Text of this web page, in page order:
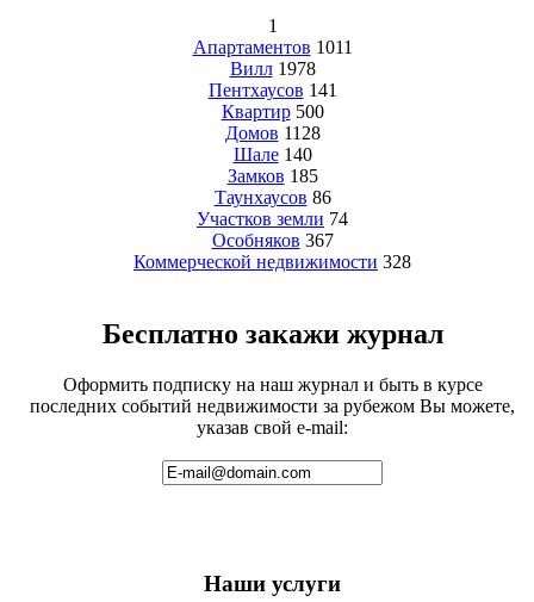
1
Апартаментов 1011
Вилл 1978
Пентхаусов 141
Квартир 500
Домов 1128
Шале 140
Замков 185
Таунхаусов 86
Участков земли 74
Особняков 367
Коммерческой недвижимости 328
Бесплатно закажи журнал
Оформить подписку на наш журнал и быть в курсе
последних событий недвижимости за рубежом Вы можете,
указав свой e-mail:
Наши услуги